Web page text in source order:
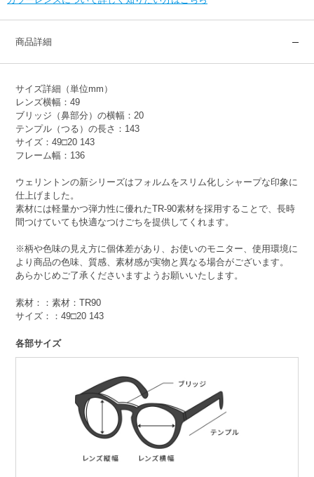
商品詳細
サイズ詳細（単位mm）
レンズ横幅：49
ブリッジ（鼻部分）の横幅：20
テンプル（つる）の長さ：143
サイズ：49□20 143
フレーム幅：136
ウェリントンの新シリーズはフォルムをスリム化しシャープな印象に
仕上げました。
素材には軽量かつ弾力性に優れたTR-90素材を採用することで、長時
間つけていても快適なつけごちを提供してくれます。
※柄や色味の見え方に個体差があり、お使いのモニター、使用環境に
より商品の色味、質感、素材感が実物と異なる場合がございます。
あらかじめご了承くださいますようお願いいたします。
素材：：素材：TR90
サイズ：：49□20 143
各部サイズ